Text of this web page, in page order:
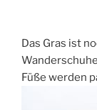
Das Gras ist
Füße werden